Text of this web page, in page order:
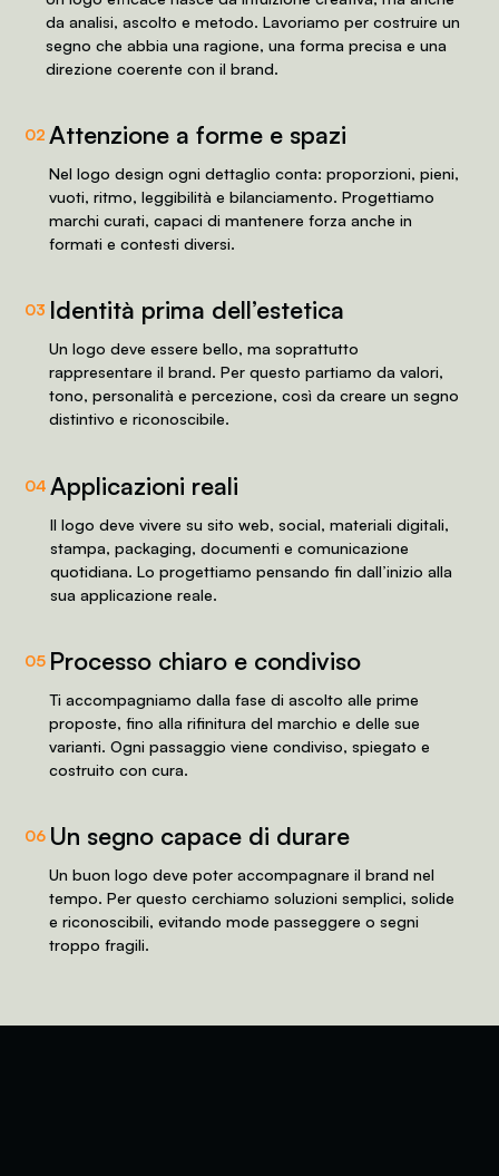
da analisi, ascolto e metodo. Lavoriamo per costruire un
segno che abbia una ragione, una forma precisa e una
direzione coerente con il brand.
02 Attenzione a forme e spazi
Nel logo design ogni dettaglio conta: proporzioni, pieni,
vuoti, ritmo, leggibilità e bilanciamento. Progettiamo
marchi curati, capaci di mantenere forza anche in
formati e contesti diversi.
03 Identità prima dell’estetica
Un logo deve essere bello, ma soprattutto
rappresentare il brand. Per questo partiamo da valori,
tono, personalità e percezione, così da creare un segno
distintivo e riconoscibile.
04 Applicazioni reali
Il logo deve vivere su sito web, social, materiali digitali,
stampa, packaging, documenti e comunicazione
quotidiana. Lo progettiamo pensando fin dall’inizio alla
sua applicazione reale.
05 Processo chiaro e condiviso
Ti accompagniamo dalla fase di ascolto alle prime
proposte, fino alla rifinitura del marchio e delle sue
varianti. Ogni passaggio viene condiviso, spiegato e
costruito con cura.
06 Un segno capace di durare
Un buon logo deve poter accompagnare il brand nel
tempo. Per questo cerchiamo soluzioni semplici, solide
e riconoscibili, evitando mode passeggere o segni
troppo fragili.